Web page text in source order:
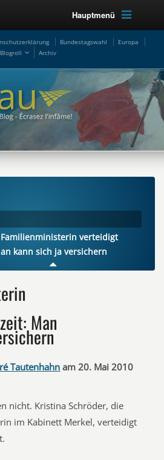
Hauptmenü
Bundestagswahl
Europa
Blogroll Archiv
Familienministerin verteidigt
kann sich ja versichern
Man
Tautenhahnam 20. Mai 2010
nicht. Kristina Schröder, die
im Kabinett Merkel, verteidigt